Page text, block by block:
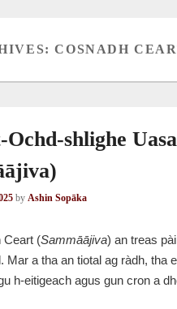
COSNADH
Ochd-shlighe
by Ashin Sopāka
Ceart (Sammāājiva) an treas
Mar a tha an tiotal ag ràdh, tha
h-eitigeach agus gun cron a